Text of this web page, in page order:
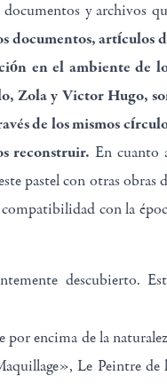
y archivos
documentos, artículos
en el ambiente de
Zola y Victor Hugo,
de los mismos
reconstruir. En cuanto
pastel con otras obras
con la
descubierto.
por encima de la
Le Peintre de